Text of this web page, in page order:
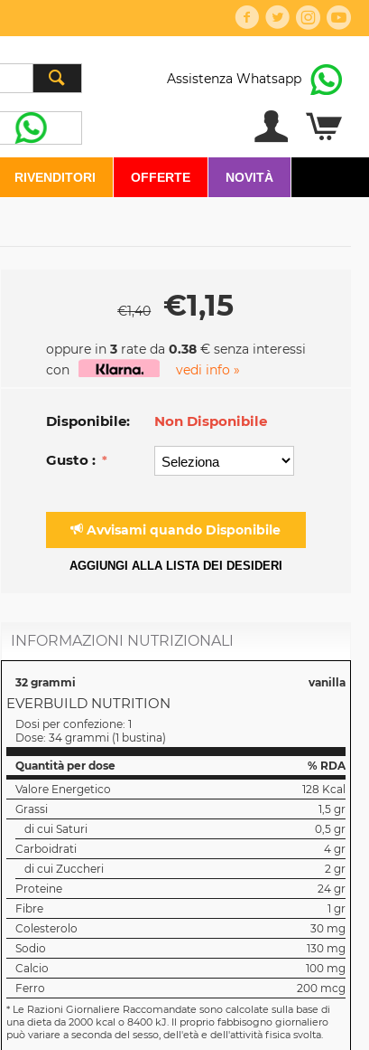
Assistenza Whatsapp
RIVENDITORI OFFERTE NOVITÀ
€1,40 €1,15
oppure in 3rate da 0.38€ senza interessi
con
vedi info »
Disponibile: Non Disponibile
Gusto :
Avvisami quando Disponibile
AGGIUNGI ALLA LISTA DEI DESIDERI
INFORMAZIONI NUTRIZIONALI
32 grammi vanilla
EVERBUILD NUTRITION
Dosi per confezione: 1
Dose: 34 grammi (1 bustina)
Quantità per dose
% RDA
Valore Energetico
128 Kcal
Grassi
1,5 gr
di cui Saturi
0,5 gr
Carboidrati
4 gr
di cui Zuccheri
2 gr
Proteine
24 gr
Fibre
1 gr
Colesterolo
30 mg
Sodio
130 mg
Calcio
100 mg
Ferro
200 mcg
*Le Razioni Giornaliere Raccomandate sono calcolate sulla base di
una dieta da 2000 kcal o 8400 kJ. Il proprio fabbisogno giornaliero
può variare a seconda del sesso, dell'età e dell'attività fisica svolta.